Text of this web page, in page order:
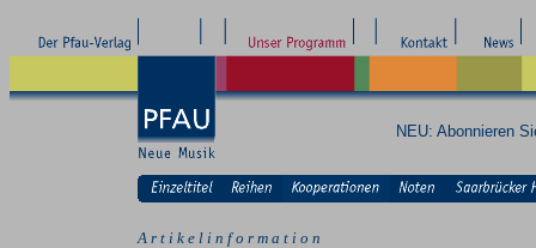
NEU: Abonnieren
A r t i k e l i n f o r m a t i o n